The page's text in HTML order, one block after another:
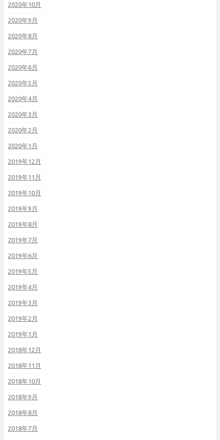
2020年10月
2020年9月
2020年8月
2020年7月
2020年6月
2020年5月
2020年4月
2020年3月
2020年2月
2020年1月
2019年12月
2019年11月
2019年10月
2019年9月
2019年8月
2019年7月
2019年6月
2019年5月
2019年4月
2019年3月
2019年2月
2019年1月
2018年12月
2018年11月
2018年10月
2018年9月
2018年8月
2018年7月